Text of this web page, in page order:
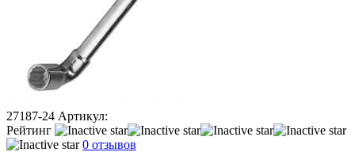
27187-24 Артикул:
Рейтинг
0 отзывов